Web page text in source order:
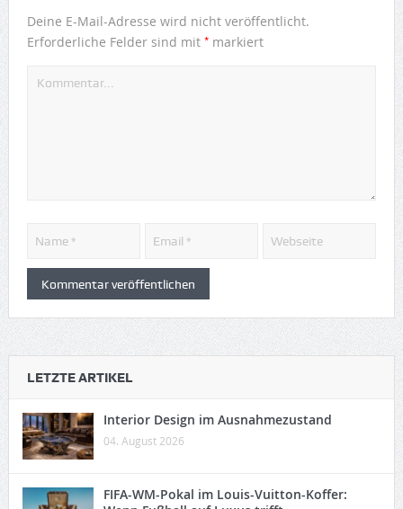
Deine E-Mail-Adresse wird nicht veröffentlicht.
Erforderliche Felder sind mit *markiert
LETZTE ARTIKEL
Interior Design im Ausnahmezustand
04. August 2026
FIFA-WM-Pokal im Louis-Vuitton-Koffer: